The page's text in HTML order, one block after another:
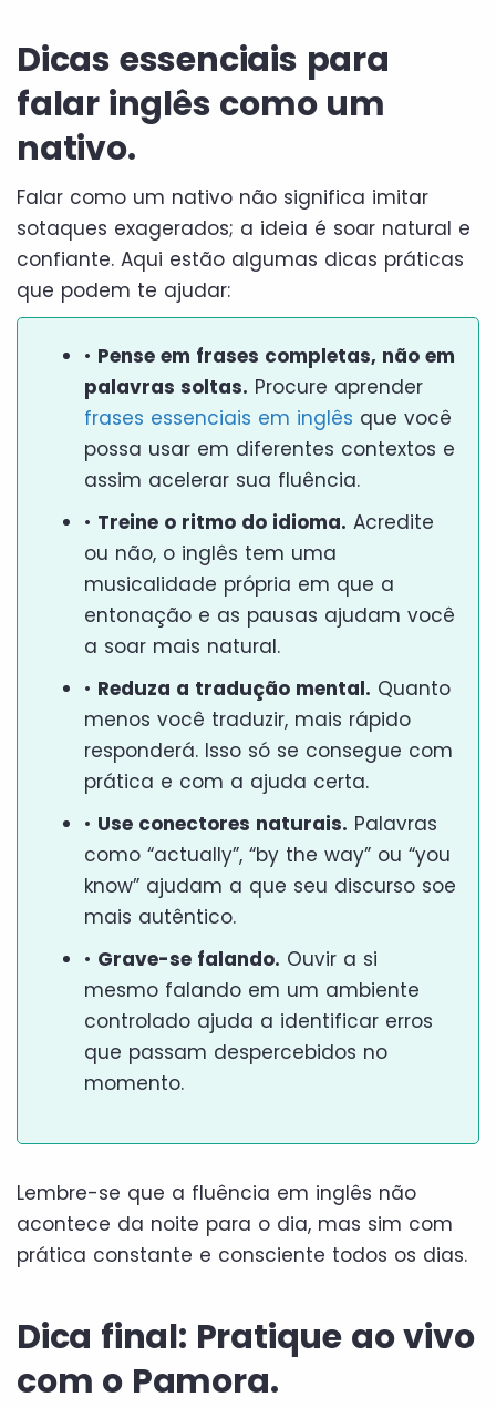
Dicas essenciais para
falar inglês como um
nativo.
Falar como um nativo não significa imitar
sotaques exagerados; a ideia é soar natural e
confiante. Aqui estão algumas dicas práticas
que podem te ajudar:
• Pense em frases completas, não em
palavras soltas. Procure aprender
frases essenciais em inglês que você
possa usar em diferentes contextos e
assim acelerar sua fluência.
• Treine o ritmo do idioma. Acredite
ou não, o inglês tem uma
musicalidade própria em que a
entonação e as pausas ajudam você
a soar mais natural.
• Reduza a tradução mental. Quanto
menos você traduzir, mais rápido
responderá. Isso só se consegue com
prática e com a ajuda certa.
• Use conectores naturais. Palavras
como “actually”, “by the way” ou “you
know” ajudam a que seu discurso soe
mais autêntico.
• Grave-se falando. Ouvir a si
mesmo falando em um ambiente
controlado ajuda a identificar erros
que passam despercebidos no
momento.
Lembre-se que a fluência em inglês não
acontece da noite para o dia, mas sim com
prática constante e consciente todos os dias.
Dica final: Pratique ao vivo
com o Pamora.